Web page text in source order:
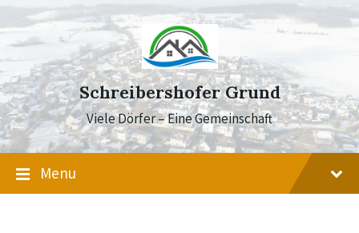
content
main
navigation
footer
Schreibershofer Grund
Viele Dörfer – Eine Gemeinschaft
Menu